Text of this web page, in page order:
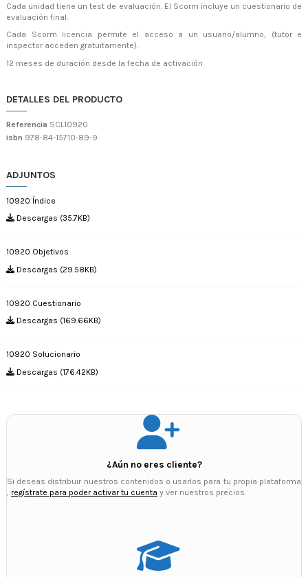
Cada unidad tiene un test de evaluación. El Scorm incluye un cuestionario de
evaluación final.
Cada Scorm licencia permite el acceso a un usuario/alumno, (tutor e
inspector acceden gratuitamente).
12 meses de duración desde la fecha de activación
DETALLES DEL PRODUCTO
Referencia SCL10920
isbn 978-84-15710-89-9
ADJUNTOS
10920 Índice
Descargas (35.7KB)
10920 Objetivos
Descargas (29.58KB)
10920 Cuestionario
Descargas (169.66KB)
10920 Solucionario
Descargas (176.42KB)
¿Aún no eres cliente?
Si deseas distribuir nuestros contenidos o usarlos para tu propia plataforma
, regístrate para poder activar tu cuenta y ver nuestros precios.